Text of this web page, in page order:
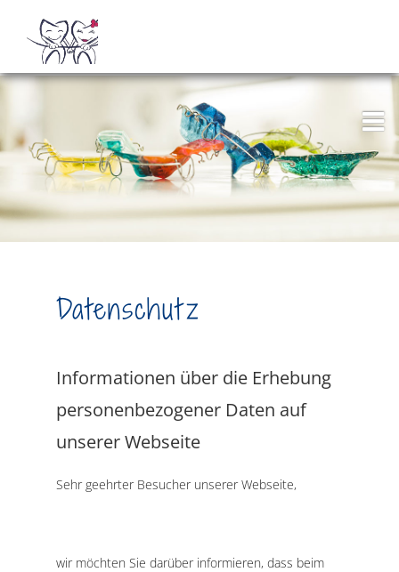
Datenschutz
Informationen über die Erhebung
personenbezogener Daten auf
unserer Webseite
Sehr geehrter Besucher unserer Webseite,
wir möchten Sie darüber informieren, dass beim